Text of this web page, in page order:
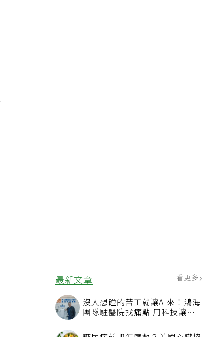
最新文章 看更多
沒人想碰的苦工就讓AI來！鴻海
團隊駐醫院找痛點 用科技讓醫